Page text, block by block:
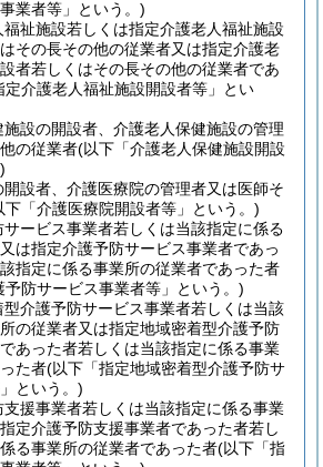
業者等」という。)
祉施設若しくは指定介護老人福祉施設
その長その他の従業者又は指定介護老
者若しくはその長その他の従業者であ
定介護老人福祉施設開設者等」とい
設の開設者、介護老人保健施設の管理
の従業者(以下「介護老人保健施設開設
設者、介護医療院の管理者又は医師そ
下「介護医療院開設者等」という。)
ービス事業者若しくは当該指定に係る
は指定介護予防サービス事業者であっ
指定に係る事業所の従業者であった者
防サービス事業者等」という。)
介護予防サービス事業者若しくは当該
の従業者又は指定地域密着型介護予防
あった者若しくは当該指定に係る事業
た者(以下「指定地域密着型介護予防サ
という。)
援事業者若しくは当該指定に係る事業
定介護予防支援事業者であった者若し
る事業所の従業者であった者(以下「指